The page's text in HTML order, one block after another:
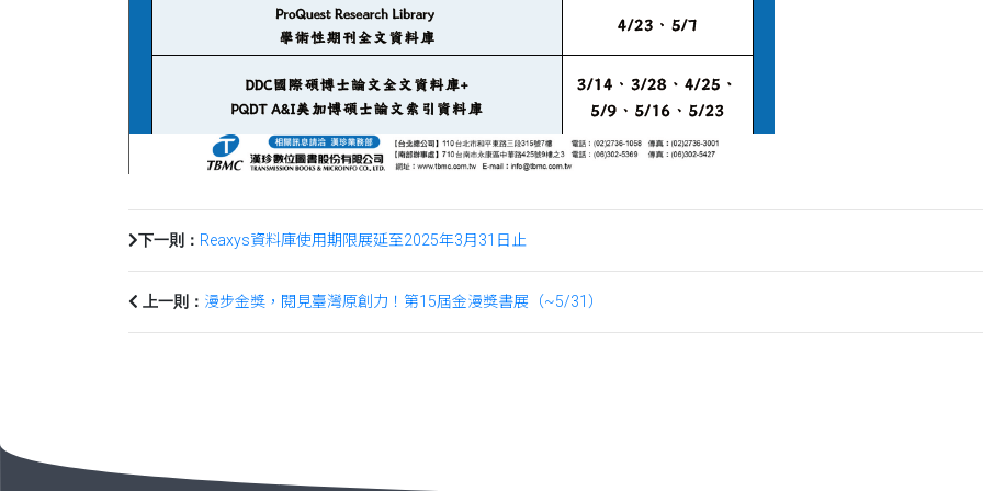
下一則： Reaxys資料庫使用期限展延至2025年3月31日止
上一則： 漫步金獎，閱見臺灣原創力！第15屆金漫獎書展（~5/31）